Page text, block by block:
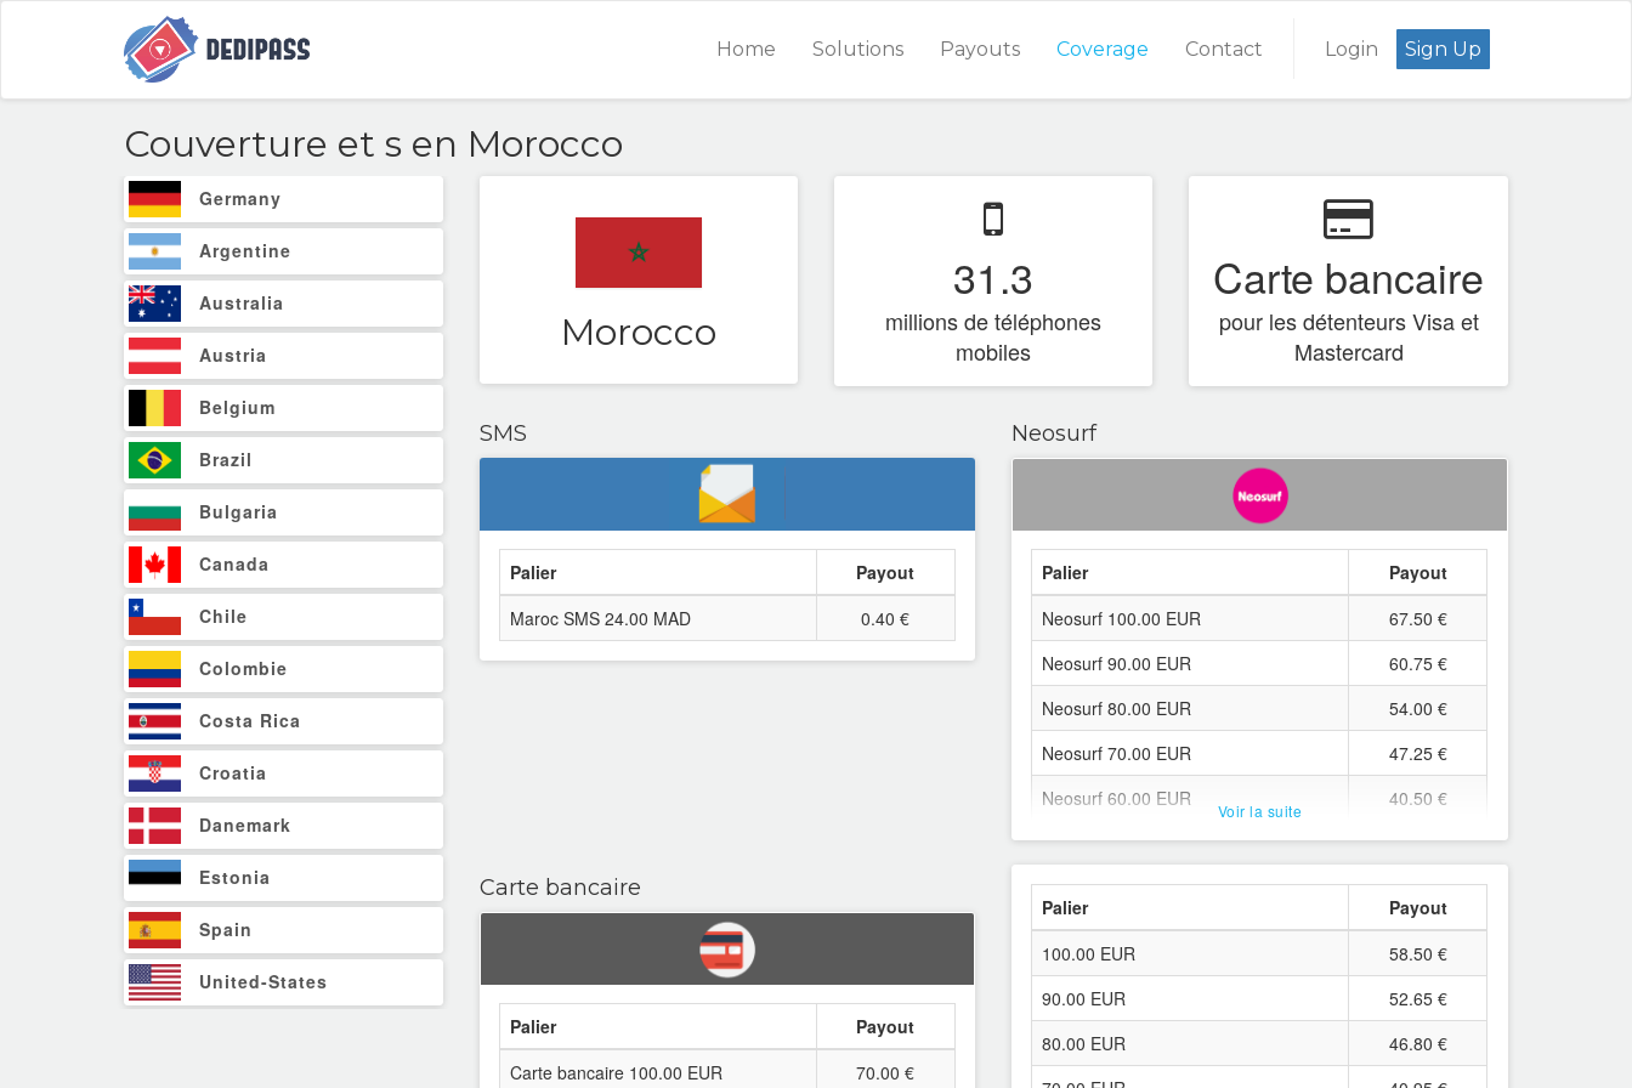
Login Sign Up
Home Solutions Payouts Coverage Contact
Couverture et s en Morocco
Germany
Argentine
Australia
Austria
Belgium
Brazil
Bulgaria
Canada
Chile
Colombie
Costa Rica
Croatia
Danemark
Estonia
Spain
United-States
Morocco
31.3
millions de téléphones
mobiles
Carte bancaire
pour les détenteurs Visa et
Mastercard
SMS
Palier
Payout
Maroc SMS 24.00 MAD
0.40 €
Neosurf
Voir la suite
Palier
Payout
Neosurf 100.00 EUR
67.50 €
Neosurf 90.00 EUR
60.75 €
Neosurf 80.00 EUR
54.00 €
Neosurf 70.00 EUR
47.25 €
Neosurf 60.00 EUR
40.50 €
Neosurf 50.00 EUR
33.75 €
Neosurf 45.00 EUR
30.38 €
Neosurf 40.00 EUR
27.00 €
Neosurf 35.00 EUR
23.63 €
Neosurf 30.00 EUR
20.25 €
Neosurf 25.00 EUR
16.88 €
Carte bancaire
Palier
Payout
Carte bancaire 100.00 EUR
70.00 €
Palier
Payout
100.00 EUR
58.50 €
90.00 EUR
52.65 €
80.00 EUR
46.80 €